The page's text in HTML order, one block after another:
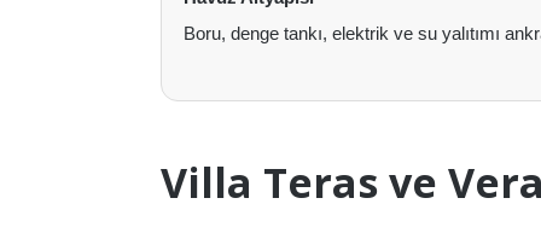
Boru, denge tankı, elektrik ve su yalıtımı
Villa Teras ve